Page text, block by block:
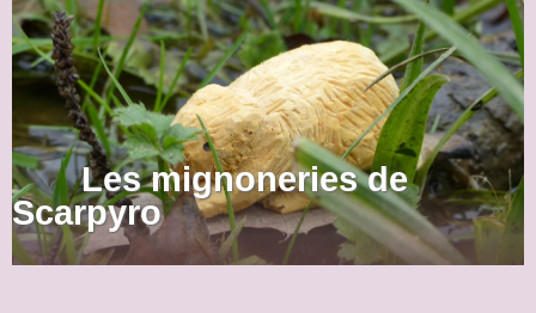
Les mignoneries de
Scarpyro